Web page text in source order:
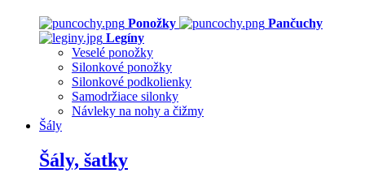
Ponožky
Pančuchy
Legíny
Veselé ponožky
Silonkové ponožky
Silonkové podkolienky
Samodržiace silonky
Návleky na nohy a čižmy
Šály
Šály, šatky